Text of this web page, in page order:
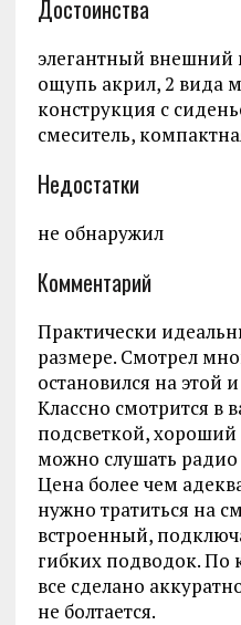
Достоинства
элегантный внешний
ощупь акрил, 2 вида
конструкция с
смеситель,
Недостатки
не обнаружил
Комментарий
Практически
размере. Смотрел
остановился на этой
Классно смотрится в
подсветкой,
можно слушать
Цена более чем
нужно тратиться на
встроенный,
гибких подводок. По
все сделано
не болтается.